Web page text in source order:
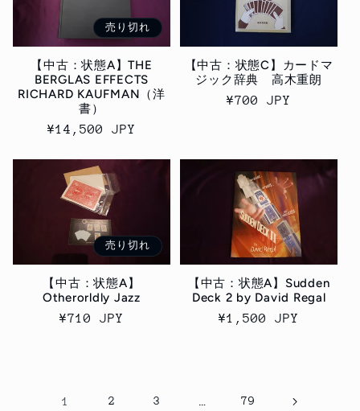
売り切れ
【中古：状態A】THE
BERGLAS EFFECTS
RICHARD KAUFMAN（洋
書）
通
¥14,500 JPY
【中古：状態C】カードマ
ジック辞典 高木重朗
通
格
¥700 JPY
売り切れ
【中古：状態A】
Otherorldly Jazz
通
¥710 JPY
【中古：状態A】Sudden
Deck 2 by David Regal
通
¥1,500 JPY
1 2 3 … 79